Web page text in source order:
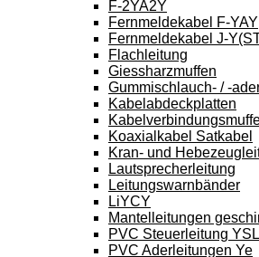
F-2YA2Y
Fernmeldekabel F-YAY
Fernmeldekabel J-
Flachleitung
Giessharzmuffen
Gummischlauch- / -
Kabelabdeckplatten
Koaxialkabel Satkabel
Kran- und
Lautsprecherleitung
Leitungswarnbänder
LiYCY
Mantelleitungen
PVC Steuerleitung
PVC Aderleitungen Ye